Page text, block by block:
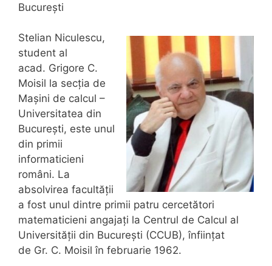
București
Stelian Niculescu,
student al
acad. Grigore C.
Moisil la secția de
Mașini de calcul –
Universitatea din
București, este unul
din primii
informaticieni
români. La
absolvirea facultății
a fost unul dintre primii patru cercetători
matematicieni angajați la Centrul de Calcul al
Universității din București (CCUB), înființat
de Gr. C. Moisil în februarie 1962.